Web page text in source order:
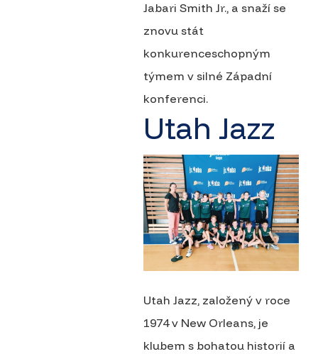
Jabari Smith Jr., a snaží se
znovu stát
konkurenceschopným
týmem v silné Západní
konferenci.
Utah Jazz
Utah Jazz, založený v roce
1974 v New Orleans, je
klubem s bohatou historií a